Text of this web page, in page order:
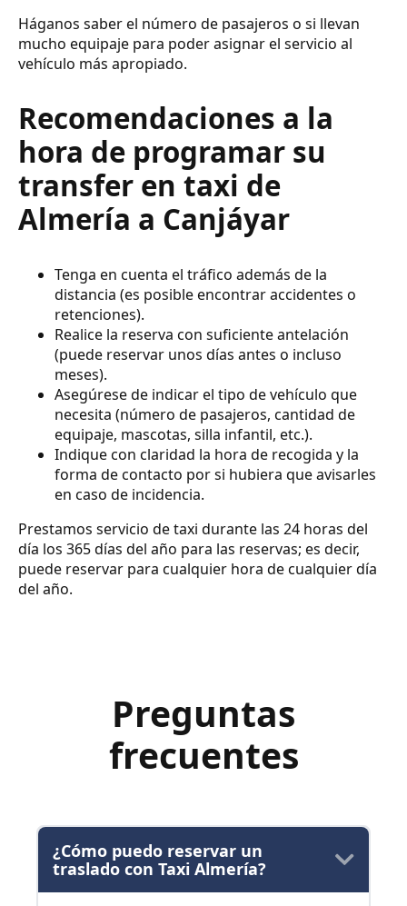
Háganos saber el número de pasajeros o si llevan
mucho equipaje para poder asignar el servicio al
vehículo más apropiado.
Recomendaciones a la
hora de programar su
transfer en taxi de
Almería a Canjáyar
Tenga en cuenta el tráfico además de la
distancia (es posible encontrar accidentes o
retenciones).
Realice la reserva con suficiente antelación
(puede reservar unos días antes o incluso
meses).
Asegúrese de indicar el tipo de vehículo que
necesita (número de pasajeros, cantidad de
equipaje, mascotas, silla infantil, etc.).
Indique con claridad la hora de recogida y la
forma de contacto por si hubiera que avisarles
en caso de incidencia.
Prestamos servicio de taxi durante las 24 horas del
día los 365 días del año para las reservas; es decir,
puede reservar para cualquier hora de cualquier día
del año.
Preguntas
frecuentes
¿Cómo puedo reservar un
traslado con Taxi Almería?